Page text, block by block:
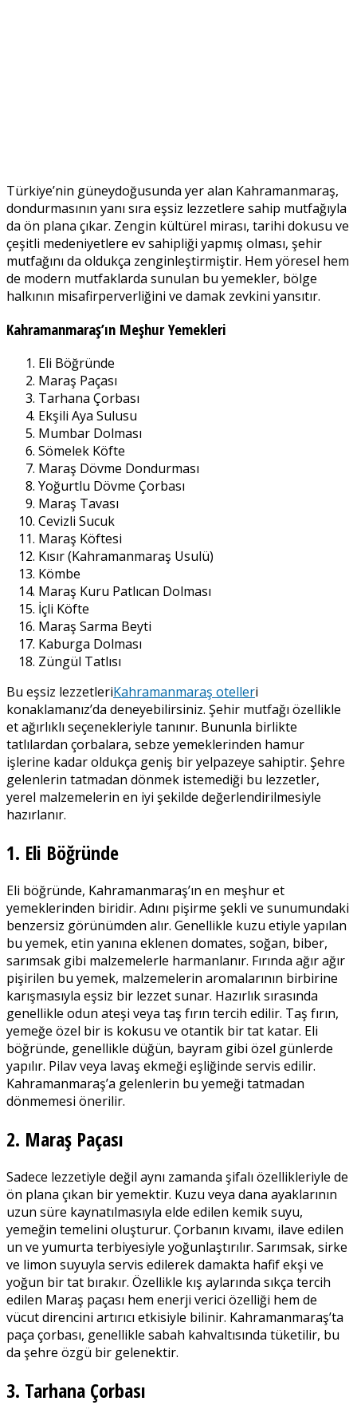
Türkiye’nin güneydoğusunda yer alan Kahramanmaraş,
dondurmasının yanı sıra eşsiz lezzetlere sahip mutfağıyla
da ön plana çıkar. Zengin kültürel mirası, tarihi dokusu ve
çeşitli medeniyetlere ev sahipliği yapmış olması, şehir
mutfağını da oldukça zenginleştirmiştir. Hem yöresel hem
de modern mutfaklarda sunulan bu yemekler, bölge
halkının misafirperverliğini ve damak zevkini yansıtır.
Kahramanmaraş’ın Meşhur Yemekleri
Eli Böğründe
Maraş Paçası
Tarhana Çorbası
Ekşili Aya Sulusu
Mumbar Dolması
Sömelek Köfte
Maraş Dövme Dondurması
Yoğurtlu Dövme Çorbası
Maraş Tavası
Cevizli Sucuk
Maraş Köftesi
Kısır (Kahramanmaraş Usulü)
Kömbe
Maraş Kuru Patlıcan Dolması
İçli Köfte
Maraş Sarma Beyti
Kaburga Dolması
Züngül Tatlısı
Bu eşsiz lezzetleriKahramanmaraş otelleri
konaklamanız’da deneyebilirsiniz. Şehir mutfağı özellikle
et ağırlıklı seçenekleriyle tanınır. Bununla birlikte
tatlılardan çorbalara, sebze yemeklerinden hamur
işlerine kadar oldukça geniş bir yelpazeye sahiptir. Şehre
gelenlerin tatmadan dönmek istemediği bu lezzetler,
yerel malzemelerin en iyi şekilde değerlendirilmesiyle
hazırlanır.
1. Eli Böğründe
Eli böğründe, Kahramanmaraş’ın en meşhur et
yemeklerinden biridir. Adını pişirme şekli ve sunumundaki
benzersiz görünümden alır. Genellikle kuzu etiyle yapılan
bu yemek, etin yanına eklenen domates, soğan, biber,
sarımsak gibi malzemelerle harmanlanır. Fırında ağır ağır
pişirilen bu yemek, malzemelerin aromalarının birbirine
karışmasıyla eşsiz bir lezzet sunar. Hazırlık sırasında
genellikle odun ateşi veya taş fırın tercih edilir. Taş fırın,
yemeğe özel bir is kokusu ve otantik bir tat katar. Eli
böğründe, genellikle düğün, bayram gibi özel günlerde
yapılır. Pilav veya lavaş ekmeği eşliğinde servis edilir.
Kahramanmaraş’a gelenlerin bu yemeği tatmadan
dönmemesi önerilir.
2. Maraş Paçası
Sadece lezzetiyle değil aynı zamanda şifalı özellikleriyle de
ön plana çıkan bir yemektir. Kuzu veya dana ayaklarının
uzun süre kaynatılmasıyla elde edilen kemik suyu,
yemeğin temelini oluşturur. Çorbanın kıvamı, ilave edilen
un ve yumurta terbiyesiyle yoğunlaştırılır. Sarımsak, sirke
ve limon suyuyla servis edilerek damakta hafif ekşi ve
yoğun bir tat bırakır. Özellikle kış aylarında sıkça tercih
edilen Maraş paçası hem enerji verici özelliği hem de
vücut direncini artırıcı etkisiyle bilinir. Kahramanmaraş’ta
paça çorbası, genellikle sabah kahvaltısında tüketilir, bu
da şehre özgü bir gelenektir.
3. Tarhana Çorbası